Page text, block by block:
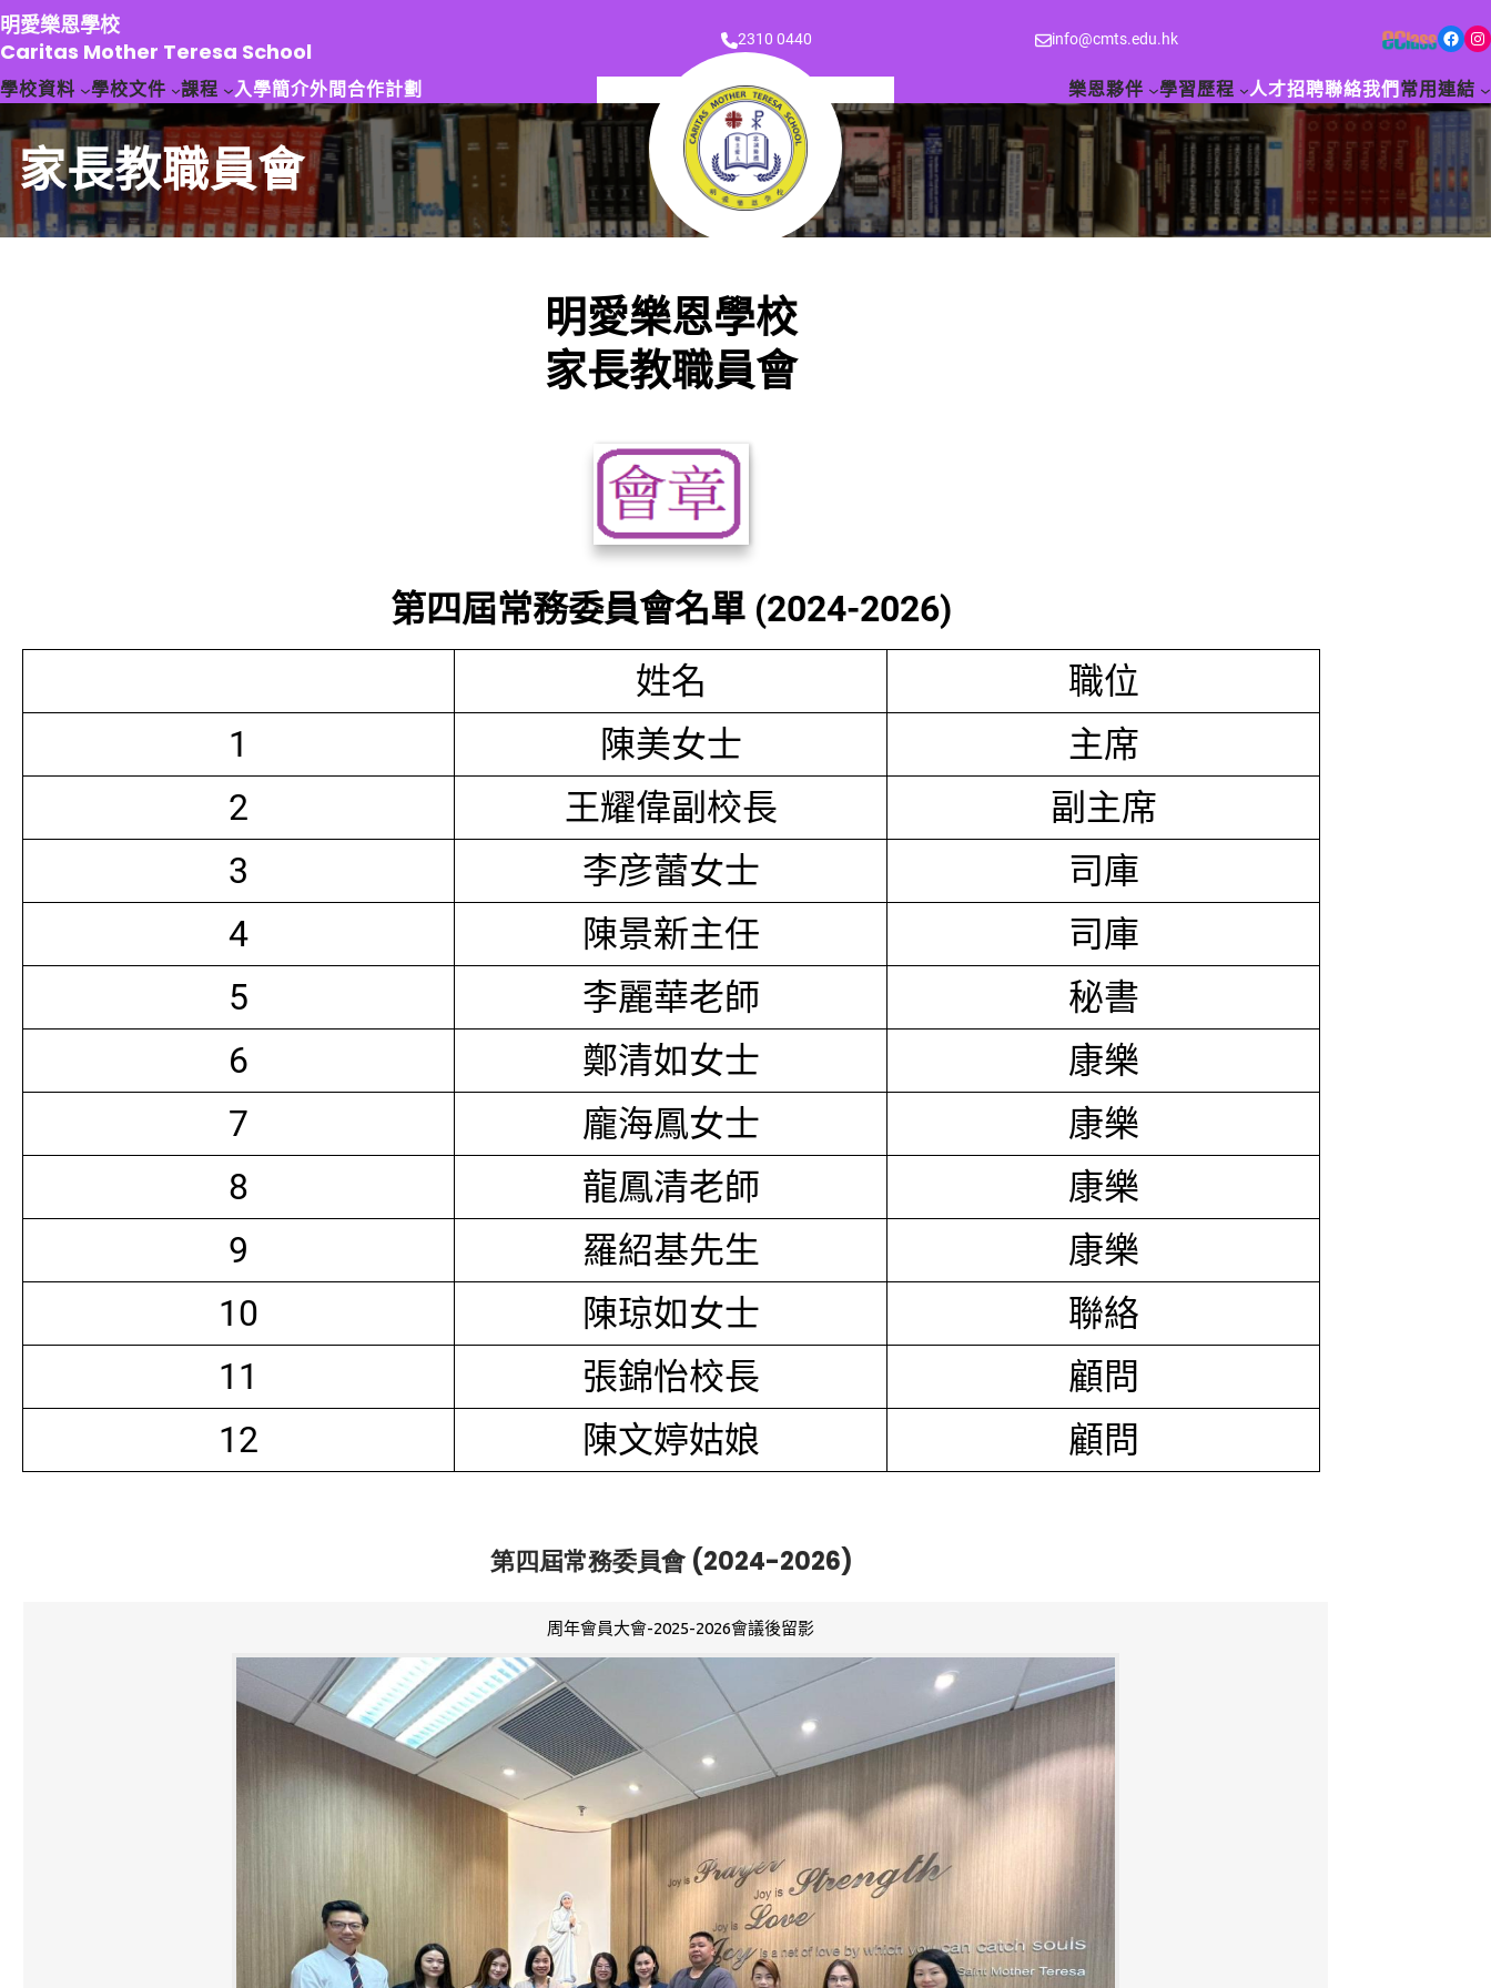
跳
至
主
要
容
明愛樂恩學校
Caritas Mother Teresa School
2310 0440 info@cmts.edu.hk Facebook Instagram
學校資料 學校文件 課程 入學簡介外間合作計劃 樂恩夥伴 學習歷程 人才招聘聯絡我們 常用連結
家長教職員會
明愛樂恩學校
家長教職員會
第四屆常務委員會名單 (2024-2026)
姓名
職位
1
陳美女士
主席
2
王耀偉副校長
副主席
3
李彦蕾女士
司庫
4
陳景新主任
司庫
5
李麗華老師
秘書
6
鄭清如女士
康樂
7
龐海鳳女士
康樂
8
龍鳳清老師
康樂
9
羅紹基先生
康樂
10
陳琼如女士
聯絡
11
張錦怡校長
顧問
12
陳文婷姑娘 顧問
第四屆常務委員會 (2024-2026)
周年會員大會-2025-2026會議後留影